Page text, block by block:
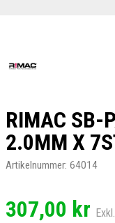
RIMAC SB-
2.0MM X
Artikelnummer: 64014
307,00 kr